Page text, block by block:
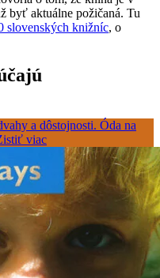
byť aktuálne požičaná. Tu
slovenských knižníc, o